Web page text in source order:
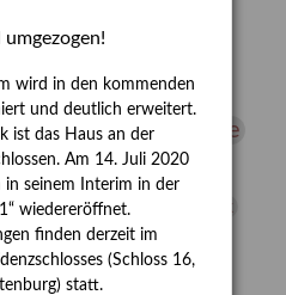
Lindenau
Enteignung
estrusker Exlibris
Festrede Florenz Fotografie
und heute
Preis
Gerhard Kurt Müller
Mythologie
Heinrich Kirchhoff Heldinnen
wird in den kommenden
und deutlich erweitert.
ist das Haus an der
Am 14. Juli 2020
in seinem Interim in der
wiedereröffnet.
finden derzeit im
(Schloss 16,
statt.